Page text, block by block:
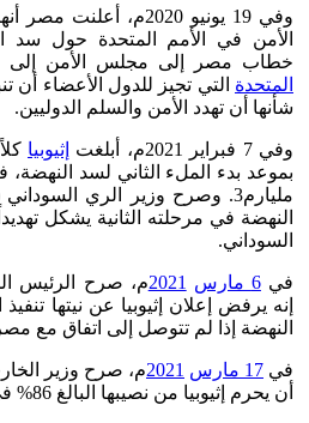
وفي 19 يونيو 2020م،
الأمن في الأمم المتحدة حول سد
خطاب مصر إلى مجلس الأمن إلى
المتحدة التي تجيز للدول الأعضاء
شأنها أن تهدد الأمن والسلم الدوليين.
وفي 7 فبراير 2021م، أبلغت إثيوبيا
مليارم3. وصرح وزير الري
النهضة في مرحلته الثانية يشكل
السوداني.
في6 مارس 2021م، صرح الرئيس
إنه يرفض إعلان إثيوبيا عن نيتها
النهضة إذا لم تتوصل إلى اتفاق مع
في 17 مارس 2021م، صرح وزير
أن يحرم إثيوبيا من نصيبها البالغ 86% في نهر النيل. وأضاف :